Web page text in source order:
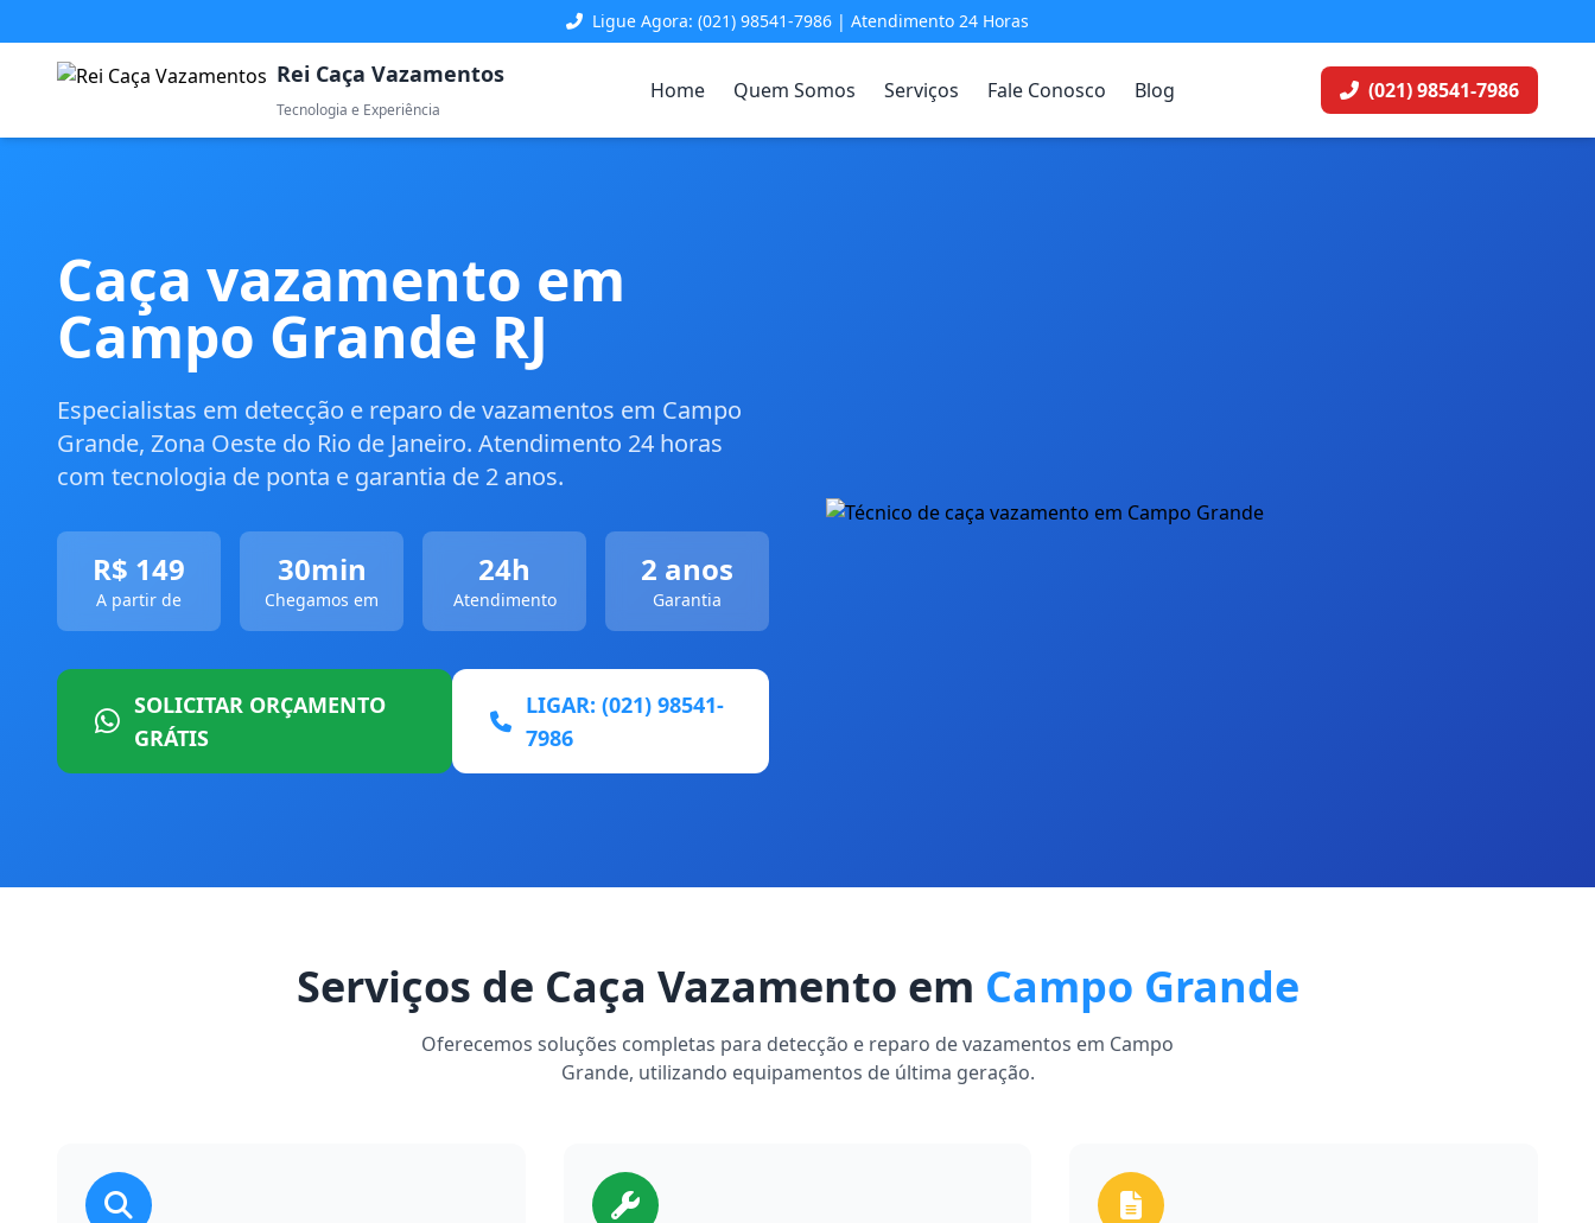
Ligue Agora: (021) 98541-7986 | Atendimento 24 Horas
Rei Caça Vazamentos
Tecnologia e Experiência
Home Quem Somos Serviços Fale Conosco Blog (021) 98541-7986
Caça vazamento em
Campo Grande RJ
Especialistas em detecção e reparo de vazamentos em Campo
Grande, Zona Oeste do Rio de Janeiro. Atendimento 24 horas
com tecnologia de ponta e garantia de 2 anos.
R$ 149
A partir de
30min
Chegamos em
24h
Atendimento
2 anos
Garantia
SOLICITAR ORÇAMENTO
GRÁTIS
LIGAR: (021) 98541-
7986
Serviços de Caça Vazamento em Campo Grande
Oferecemos soluções completas para detecção e reparo de vazamentos em Campo
Grande, utilizando equipamentos de última geração.